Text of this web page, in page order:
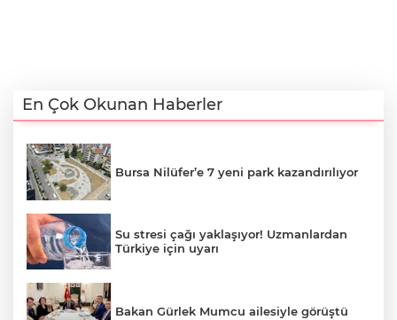
En Çok Okunan Haberler
Bursa Nilüfer’e 7 yeni park kazandırılıyor
Su stresi çağı yaklaşıyor! Uzmanlardan
Türkiye için uyarı
Bakan Gürlek Mumcu ailesiyle görüştü